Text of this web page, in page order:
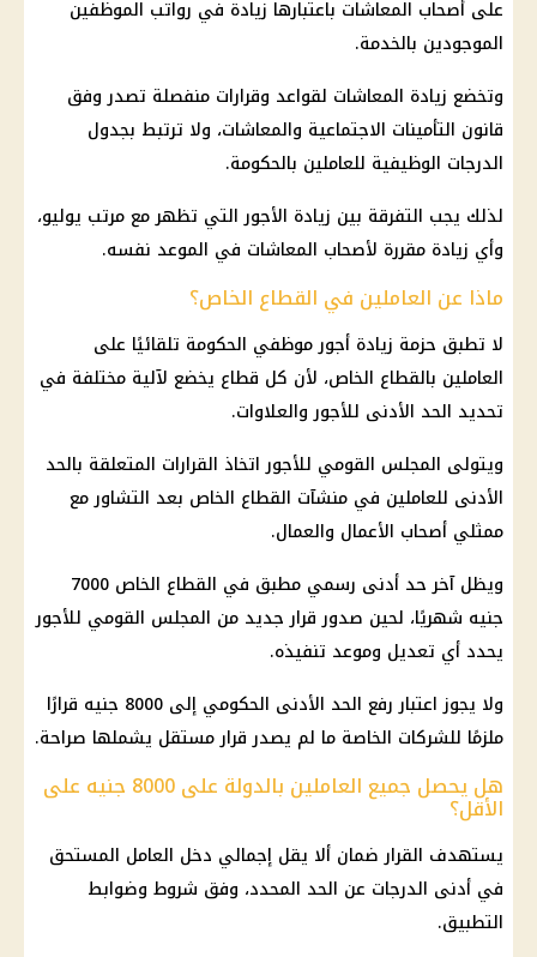
على أصحاب المعاشات باعتبارها زيادة في رواتب الموظفين
الموجودين بالخدمة.
وتخضع زيادة المعاشات لقواعد وقرارات منفصلة تصدر وفق
قانون التأمينات الاجتماعية والمعاشات، ولا ترتبط بجدول
الدرجات الوظيفية للعاملين بالحكومة.
لذلك يجب التفرقة بين زيادة الأجورالتي تظهر مع مرتب يوليو،
وأي زيادة مقررة لأصحاب المعاشات في الموعد نفسه.
ماذا عن العاملين في القطاع الخاص؟
لا تطبق حزمة زيادة أجورموظفي الحكومة تلقائيًا على
العاملين بالقطاع الخاص، لأن كل قطاع يخضع لآلية مختلفة في
تحديد الحد الأدنى للأجوروالعلاوات.
ويتولى المجلس القومي للأجور اتخاذ القرارات المتعلقة بالحد
الأدنى للعاملين في منشآت القطاع الخاص بعد التشاور مع
ممثلي أصحاب الأعمال والعمال.
ويظل آخر حد أدنى رسمي مطبق في القطاع الخاص 7000
جنيه شهريًا، لحين صدور قرار جديد من المجلس القومي للأجور
يحدد أي تعديل وموعد تنفيذه.
ولا يجوز اعتبار رفع الحد الأدنى الحكومي إلى 8000 جنيه قرارًا
ملزمًا للشركات الخاصة ما لم يصدر قرار مستقل يشملها صراحة.
هل يحصل جميع العاملين بالدولة على 8000 جنيه على
الأقل؟
يستهدف القرار ضمان ألا يقل إجمالي دخل العامل المستحق
في أدنى الدرجات عن الحد المحدد، وفق شروط وضوابط
التطبيق.